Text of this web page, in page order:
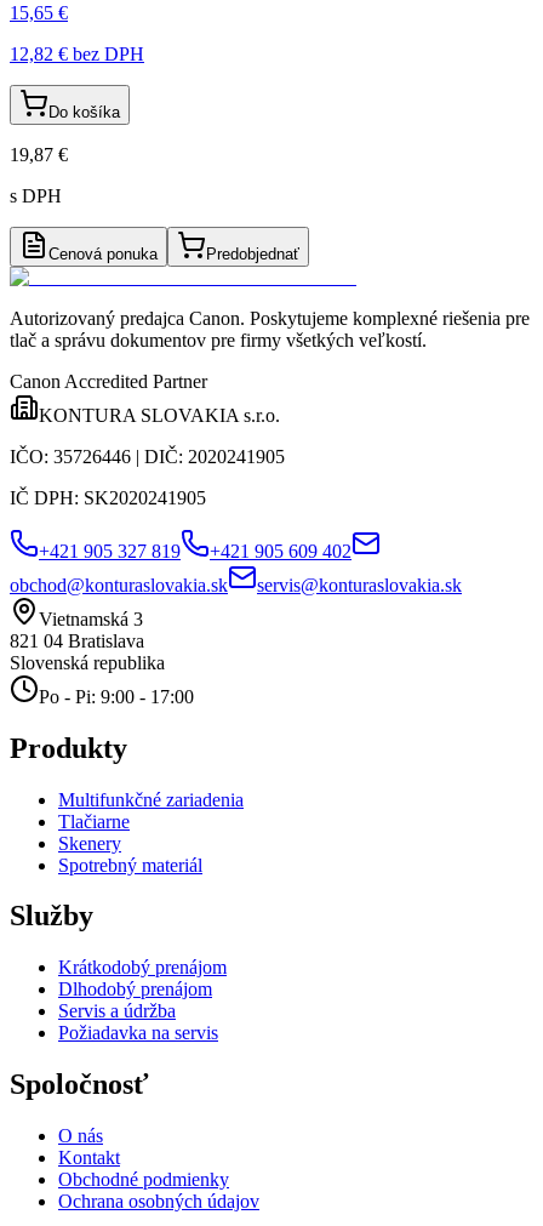
15,65 €
12,82 € bez DPH
Do košíka
19,87 €
s DPH
Cenová ponuka Predobjednať
Autorizovaný predajca Canon. Poskytujeme komplexné riešenia pre
tlač a správu dokumentov pre firmy všetkých veľkostí.
Canon Accredited Partner
KONTURA SLOVAKIA s.r.o.
IČO: 35726446 | DIČ: 2020241905
IČ DPH: SK2020241905
+421 905 327 819
+421 905 609 402
obchod@konturaslovakia.sk
servis@konturaslovakia.sk
Vietnamská 3
821 04 Bratislava
Slovenská republika
Po - Pi: 9:00 - 17:00
Produkty
Multifunkčné zariadenia
Tlačiarne
Skenery
Spotrebný materiál
Služby
Krátkodobý prenájom
Dlhodobý prenájom
Servis a údržba
Požiadavka na servis
Spoločnosť
O nás
Kontakt
Obchodné podmienky
Ochrana osobných údajov